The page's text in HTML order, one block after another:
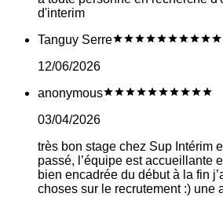
d'interim
Tanguy Serre
12/06/2026
anonymous
03/04/2026
très bon stage chez Sup Intérim
passé, l’équipe est accueillante
bien encadrée du début à la fin
choses sur le recrutement :) une